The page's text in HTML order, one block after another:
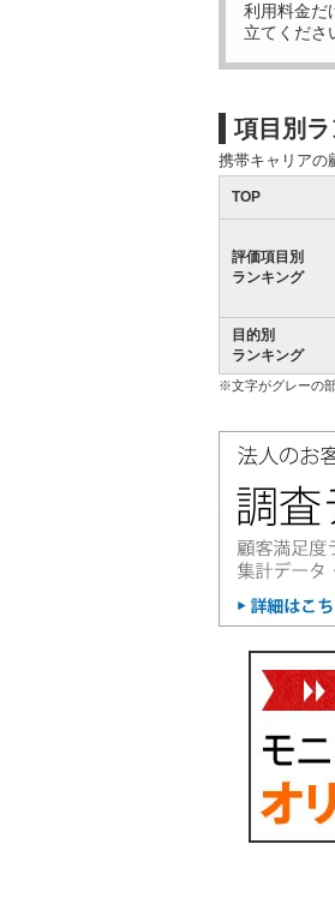
利用料金だ
立てくださ
項目別
携帯キャリアの
TOP
評価項目別
ランキング
目的別
ランキング
※文字がグレーの